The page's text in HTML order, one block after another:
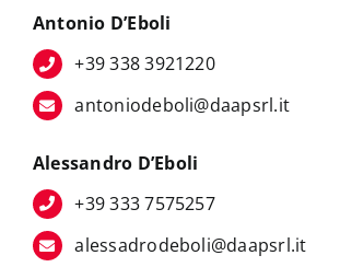
Antonio D’Eboli
+39 338 3921220
antoniodeboli@daapsrl.it
Alessandro D’Eboli
+39 333 7575257
alessadrodeboli@daapsrl.it